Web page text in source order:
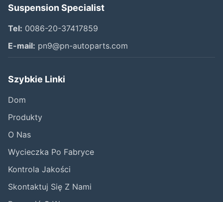
Suspension Specialist
Tel: 0086-20-37417859
E-mail: pn9@pn-autoparts.com
Szybkie Linki
Dom
Produkty
O Nas
Wycieczka Po Fabryce
Kontrola Jakości
Skontaktuj Się Z Nami